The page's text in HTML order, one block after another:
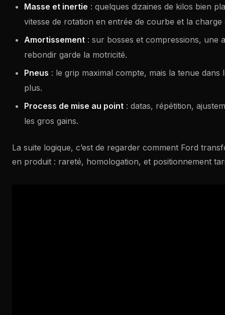
Masse et inertie : quelques dizaines de kilos bien
vitesse de rotation en entrée de courbe et la
Amortissement : sur bosses et compressions, une
rebondir garde la motricité.
Pneus : le grip maximal compte, mais la tenue
plus.
Process de mise au point : datas, répétition,
les gros gains.
La suite logique, c’est de regarder comment Ford
en produit : rareté, homologation, et positionnement